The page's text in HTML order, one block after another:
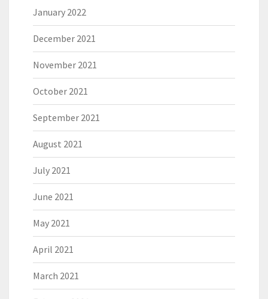
January 2022
December 2021
November 2021
October 2021
September 2021
August 2021
July 2021
June 2021
May 2021
April 2021
March 2021